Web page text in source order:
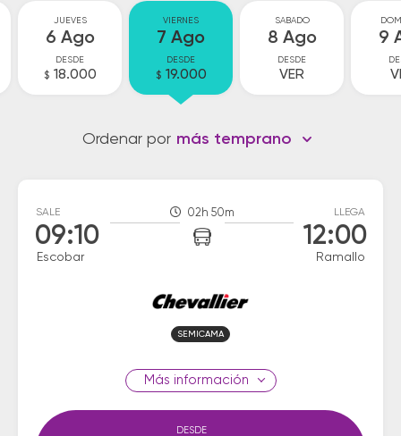
JUEVES
6 Ago
DESDE
$ 18.000
VIERNES
7 Ago
DESDE
$ 19.000
SABADO
8 Ago
DESDE
VER
9
Ordenar por más temprano
SALE
09:10
Escobar
02h 50m LLEGA
12:00
Ramallo
SEMICAMA
información
DESDE